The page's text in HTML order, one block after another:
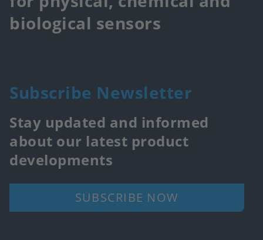
biological sensors
Subscribe Newsletter
Stay updated and informed
about our latest product
developments
SUBSCRIBE NOW